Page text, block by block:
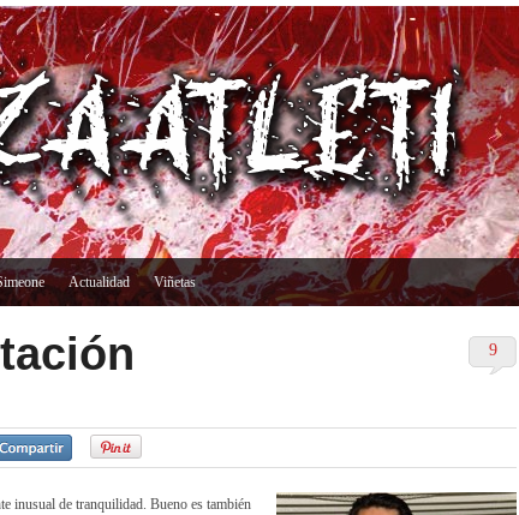
Actualidad Viñetas
9
inusual de tranquilidad. Bueno es también